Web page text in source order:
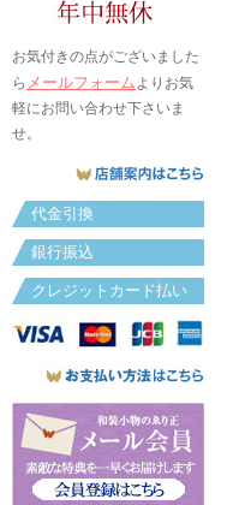
お気付きの点がございました
ら メールフォームよりお気
軽にお問い合わせ下さいま
せ。
代金引換
銀行振込
クレジットカード払い